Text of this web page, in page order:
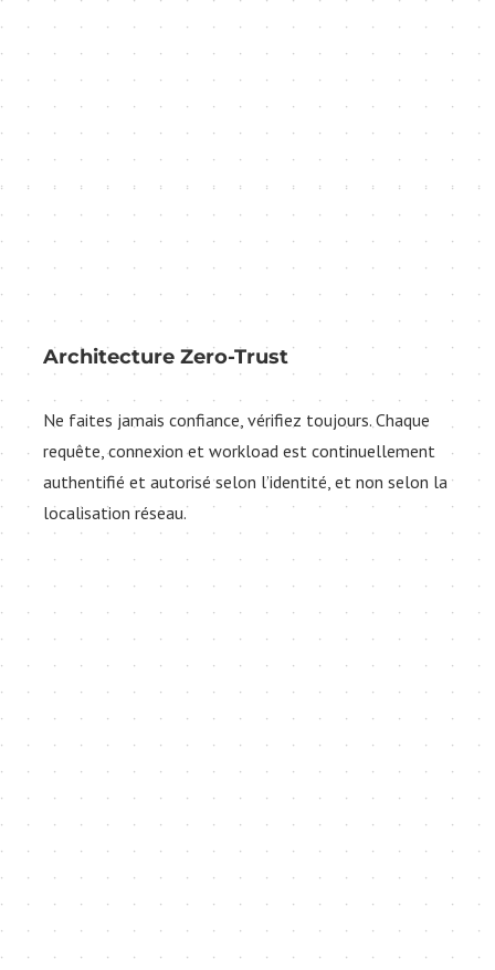
Architecture Zero-Trust
Ne faites jamais confiance, vérifiez toujours. Chaque
requête, connexion et workload est continuellement
authentifié et autorisé selon l’identité, et non selon la
localisation réseau.